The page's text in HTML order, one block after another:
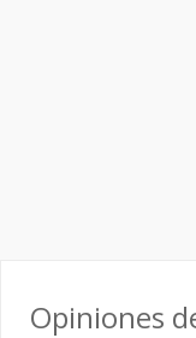
Opiniones